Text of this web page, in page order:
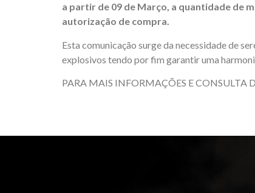
a partir de 09 de Março, a quantidade de
autorização de compra.
Esta comunicação surge da necessidade de
explosivos tendo por fim garantir uma
PARA MAIS INFORMAÇÕES E CONSULTA